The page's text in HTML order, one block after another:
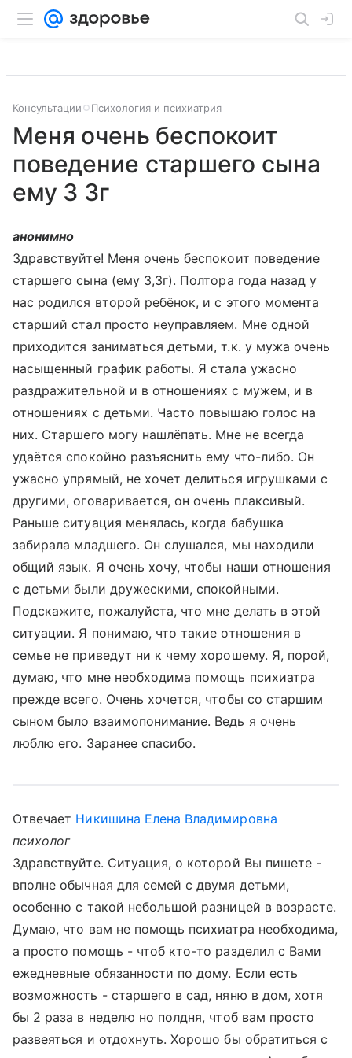
Консультации Психология и психиатрия
Меня очень беспокоит
поведение старшего сына
ему 3 3г
анонимно
Здравствуйте! Меня очень беспокоит поведение
старшего сына (ему 3,3г). Полтора года назад у
нас родился второй ребёнок, и с этого момента
старший стал просто неуправляем. Мне одной
приходится заниматься детьми, т.к. у мужа очень
насыщенный график работы. Я стала ужасно
раздражительной и в отношениях с мужем, и в
отношениях с детьми. Часто повышаю голос на
них. Старшего могу нашлёпать. Мне не всегда
удаётся спокойно разъяснить ему что-либо. Он
ужасно упрямый, не хочет делиться игрушками с
другими, оговаривается, он очень плаксивый.
Раньше ситуация менялась, когда бабушка
забирала младшего. Он слушался, мы находили
общий язык. Я очень хочу, чтобы наши отношения
с детьми были дружескими, спокойными.
Подскажите, пожалуйста, что мне делать в этой
ситуации. Я понимаю, что такие отношения в
семье не приведут ни к чему хорошему. Я, порой,
думаю, что мне необходима помощь психиатра
прежде всего. Очень хочется, чтобы со старшим
сыном было взаимопонимание. Ведь я очень
люблю его. Заранее спасибо.
Отвечает Никишина Елена Владимировна
психолог
Здравствуйте. Ситуация, о которой Вы пишете -
вполне обычная для семей с двумя детьми,
особенно с такой небольшой разницей в возрасте.
Думаю, что вам не помощь психиатра необходима,
а просто помощь - чтоб кто-то разделил с Вами
ежедневные обязанности по дому. Если есть
возможность - старшего в сад, няню в дом, хотя
бы 2 раза в неделю но полдня, чтоб вам просто
развеяться и отдохнуть. Хорошо бы обратиться с